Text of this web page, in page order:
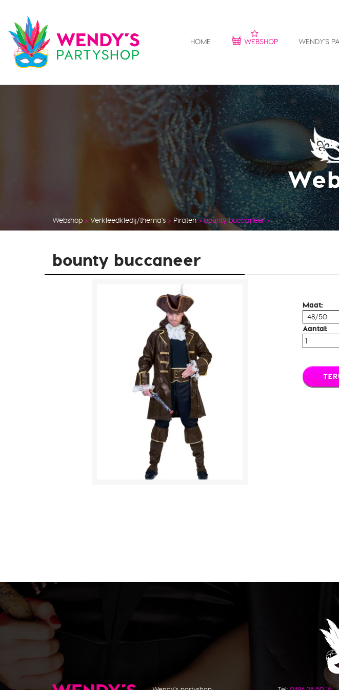
HOME WEBSHOP WENDY'S
Webshop > Verkleedkledij/thema's > Piraten>bounty buccaneer>
bounty buccaneer
Maat:
Aantal: